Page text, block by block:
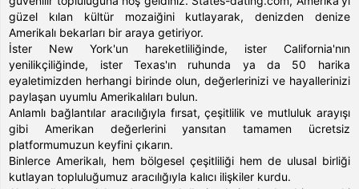
güzel kılan kültür mozaiğini kutlayarak, denizden denize
Amerikalı bekarları bir araya getiriyor.
İster New York'un hareketliliğinde, ister California'nın
yenilikçiliğinde, ister Texas'ın ruhunda ya da 50 harika
eyaletimizden herhangi birinde olun, değerlerinizi ve hayallerinizi
paylaşan uyumlu Amerikalıları bulun.
Anlamlı bağlantılar aracılığıyla fırsat, çeşitlilik ve mutluluk arayışı
gibi Amerikan değerlerini yansıtan tamamen ücretsiz
platformumuzun keyfini çıkarın.
Binlerce Amerikalı, hem bölgesel çeşitliliği hem de ulusal birliği
kutlayan topluluğumuz aracılığıyla kalıcı ilişkiler kurdu.